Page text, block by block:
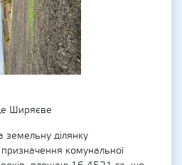
Ширяєве
ділянку
комунальної